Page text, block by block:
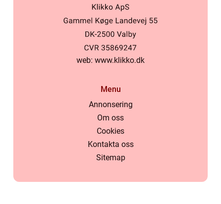
web: www.klikko.dk
Menu
Annonsering
Om oss
Cookies
Kontakta oss
Sitemap